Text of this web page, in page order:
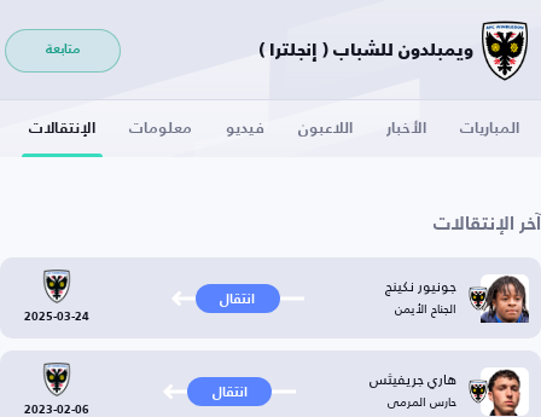
ويمبلدون للشباب ( إنجلترا ) متابعة
المباريات الأخبار اللاعبون فيديو معلومات الإنتقالات
آخر الإنتقالات
جونيور نكينج
الجناح الأيمن انتقال
2025-03-24
هاري جريفيثس
حارس المرمى انتقال
2023-02-06